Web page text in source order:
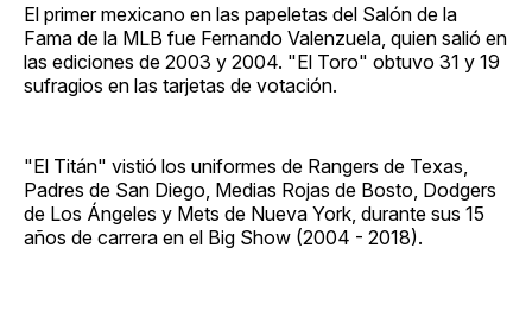
El primer mexicano en las papeletas del Salón de la
Fama de la MLB fue Fernando Valenzuela, quien salió en
las ediciones de 2003 y 2004. "El Toro" obtuvo 31 y 19
sufragios en las tarjetas de votación.
"El Titán" vistió los uniformes de Rangers de Texas,
Padres de San Diego, Medias Rojas de Bosto, Dodgers
de Los Ángeles y Mets de Nueva York, durante sus 15
años de carrera en el Big Show (2004 - 2018).